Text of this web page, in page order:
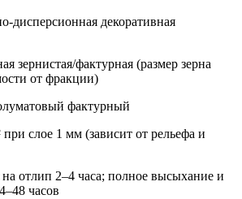
дисперсионная декоративная
зернистая/фактурная (размер зерна
от фракции)
фактурный
при слое 1 мм (зависит от рельефа и
на отлип 2–4 часа; полное высыхание и
часов